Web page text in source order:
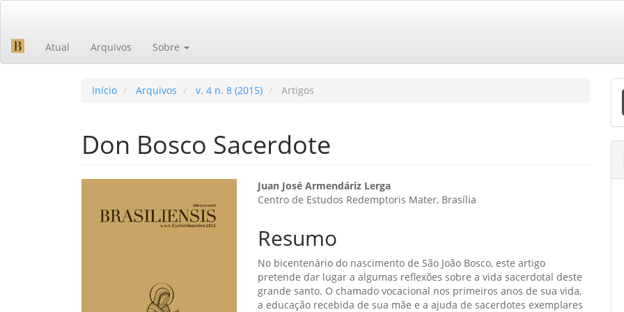
principal
Barra
Atual Arquivos Sobre
Início Arquivos v. 4 n. 8 (2015) Artigos
Don Bosco Sacerdote
lateral
Conteúdo
do
artigo
principal
Juan José Armendáriz Lerga
Centro de Estudos Redemptoris Mater, Brasília
Resumo
No bicentenário do nascimento de São João Bosco, este artigo
pretende dar lugar a algumas reflexões sobre a vida sacerdotal deste
grande santo. O chamado vocacional nos primeiros anos de sua vida,
a educação recebida de sua mãe e a ajuda de sacerdotes exemplares